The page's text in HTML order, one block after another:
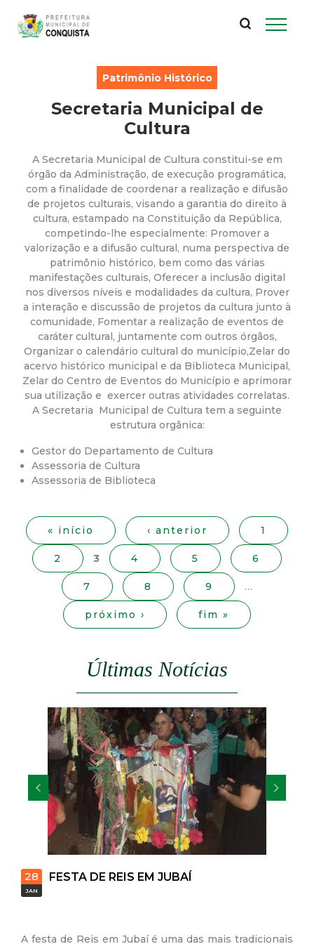
conteúdo
principal
P
e
i
t
u
r
a
M
u
n
i
c
i
p
n
u
i
s
Patrimônio Histórico
Secretaria Municipal de
Cultura
A Secretaria Municipal de Cultura constitui-se em
órgão da Administração, de execução programática,
com a finalidade de coordenar a realização e difusão
de projetos culturais, visando a garantia do direito à
cultura, estampado na Constituição da República,
competindo-lhe especialmente: Promover a
valorização e a difusão cultural, numa perspectiva de
patrimônio histórico, bem como das várias
manifestações culturais, Oferecer a inclusão digital
nos diversos níveis e modalidades da cultura, Prover
a interação e discussão de projetos da cultura junto à
comunidade, Fomentar a realização de eventos de
caráter cultural, juntamente com outros órgãos,
Organizar o calendário cultural do município,Zelar do
acervo histórico municipal e da Biblioteca Municipal,
Zelar do Centro de Eventos do Município e aprimorar
sua utilização e exercer outras atividades correlatas.
A Secretaria Municipal de Cultura tem a seguinte
estrutura orgânica:
Gestor do Departamento de Cultura
Assessoria de Cultura
Assessoria de Biblioteca
á
g
« início ‹ anterior 1
2 3 4 5 6
7 8 9 …
próximo › fim »
Últimas Notícias
28
JAN
FESTA DE REIS EM JUBAÍ
A festa de Reis em Jubaí é uma das mais tradicionais